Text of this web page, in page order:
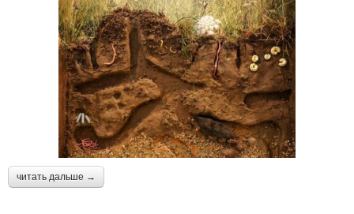
читать дальше →